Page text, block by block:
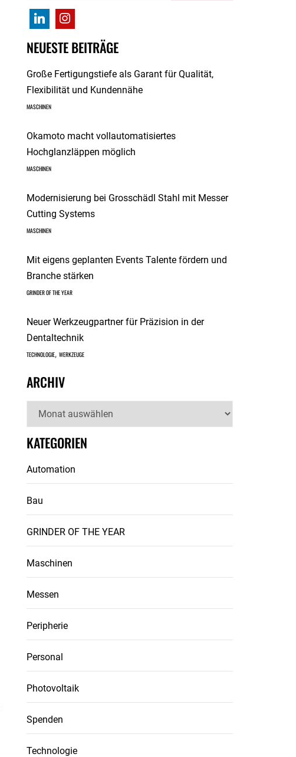
NEUESTE BEITRÄGE
Große Fertigungstiefe als Garant für Qualität,
Flexibilität und Kundennähe
MASCHINEN
Okamoto macht vollautomatisiertes
Hochglanzläppen möglich
MASCHINEN
Modernisierung bei Grosschädl Stahl mit Messer
Cutting Systems
MASCHINEN
Mit eigens geplanten Events Talente fördern und
Branche stärken
GRINDER OF THE YEAR
Neuer Werkzeugpartner für Präzision in der
Dentaltechnik
TECHNOLOGIE, WERKZEUGE
ARCHIV
Archiv
KATEGORIEN
Automation
Bau
GRINDER OF THE YEAR
Maschinen
Messen
Peripherie
Personal
Photovoltaik
Spenden
Technologie